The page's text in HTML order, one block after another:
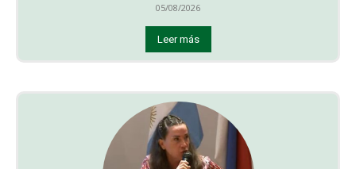
05/08/2026
Leer más